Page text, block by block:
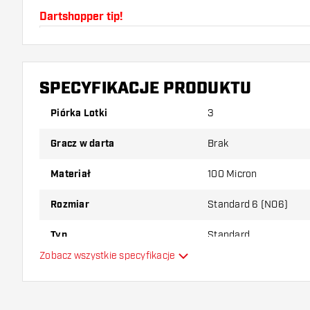
Dartshopper tip!
Upewnij się, że masz pod ręką dużo piórek i
uszkodzone lub złamane w wyniku użytkowania.
który wariant najbardziej Ci odpowiada!
SPECYFIKACJE PRODUKTU
Piórka Lotki 3
Gracz w darta Brak
Materiał 100 Micron
Rozmiar Standard 6 (NO6)
Typ Standard
Zobacz wszystkie specyfikacje